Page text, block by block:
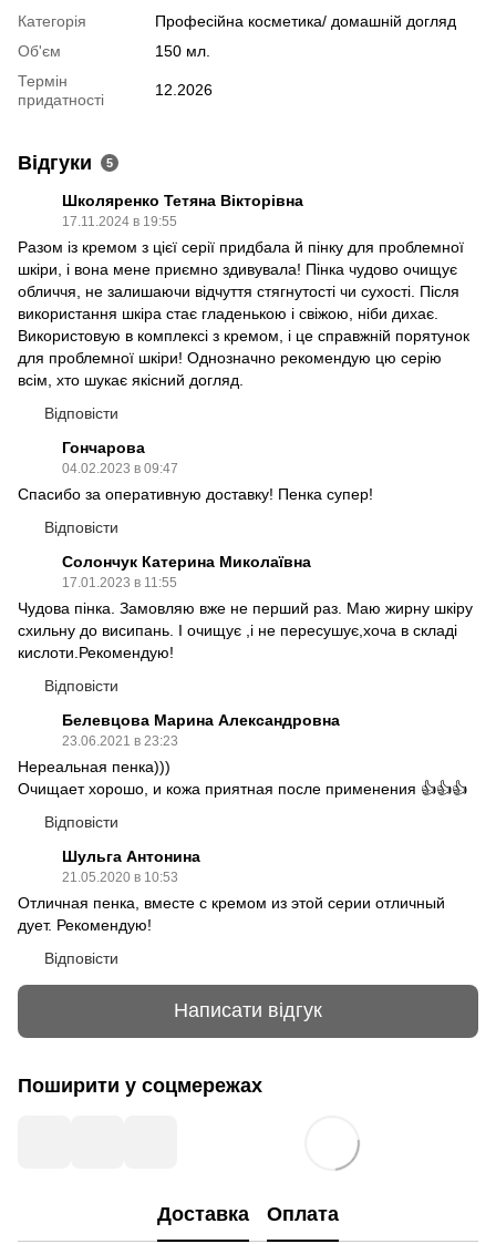
Категорія
Професійна косметика/ домашній догляд
Об'єм
150 мл.
Термін
придатності
12.2026
Відгуки 5
Школяренко Тетяна Вікторівна
17.11.2024 в 19:55
Разом із кремом з цієї серії придбала й пінку для проблемної
шкіри, і вона мене приємно здивувала! Пінка чудово очищує
обличчя, не залишаючи відчуття стягнутості чи сухості. Після
використання шкіра стає гладенькою і свіжою, ніби дихає.
Використовую в комплексі з кремом, і це справжній порятунок
для проблемної шкіри! Однозначно рекомендую цю серію
всім, хто шукає якісний догляд.
Відповісти
Гончарова
04.02.2023 в 09:47
Спасибо за оперативную доставку! Пенка супер!
Відповісти
Солончук Катерина Миколаївна
17.01.2023 в 11:55
Чудова пінка. Замовляю вже не перший раз. Маю жирну шкіру
схильну до висипань. І очищує ,і не пересушує,хоча в складі
кислоти.Рекомендую!
Відповісти
Белевцова Марина Александровна
23.06.2021 в 23:23
Нереальная пенка)))
Очищает хорошо, и кожа приятная после применения 👍👍👍
Відповісти
Шульга Антонина
21.05.2020 в 10:53
Отличная пенка, вместе с кремом из этой серии отличный
дует. Рекомендую!
Відповісти
Написати відгук
Поширити у соцмережах
Доставка Оплата